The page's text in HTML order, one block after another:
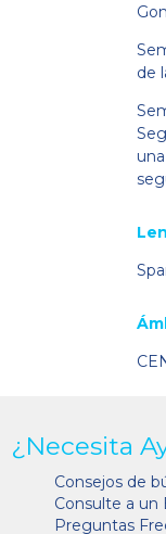
de
¿Necesita
Consejos de
Consulte a un
Preguntas